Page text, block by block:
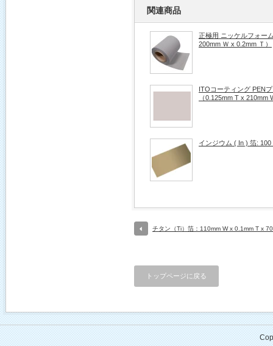
関連商品
正極用 ニッケルフォー
200mm Ｗ x 0.2mm Ｔ）
ITOコーティング PEN
（0.125mm T x 210mm
インジウム ( In ) 箔:
チタン（Ti）箔：110mm W x 0.1mm T x
トップページに戻る